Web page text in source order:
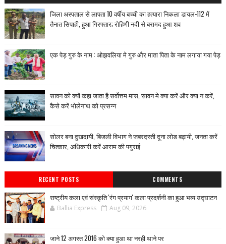
जिला अस्पताल से लापता 10 वर्षीय बच्ची का हत्यारा निकला डायल-112 में
तैनात सिपाही, हुआ गिरफ्तार; रोहिणी नदी से बरामद हुआ शव
एक पेड़ गुरु के नाम : ओझवलिया मे गुरु और माता पिता के नाम लगाया गया पेड़
सावन को क्यों कहा जाता है सर्वोत्तम मास, सावन मे क्या करें और क्या न करें,
कैसे करें भोलेनाथ को प्रसन्न
सोलर बना दुखदायी, बिजली विभाग ने जबरदस्ती दूना लोड बढ़ायी, जनता करें
चित्कार, अधिकारी करें आराम की पगुराई
RECENT POSTS COMMENTS
राष्ट्रीय कला एवं संस्कृति 'रंग प्रयाग' कला प्रदर्शनी का हुआ भव्य उद्घाटन
Ballia Express Aug 09, 2026
जाने 12 अगस्त 2016 को क्या हुआ था नरही थाने पर